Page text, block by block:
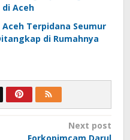
di Aceh
Terpidana Seumur
di Rumahnya
Next post